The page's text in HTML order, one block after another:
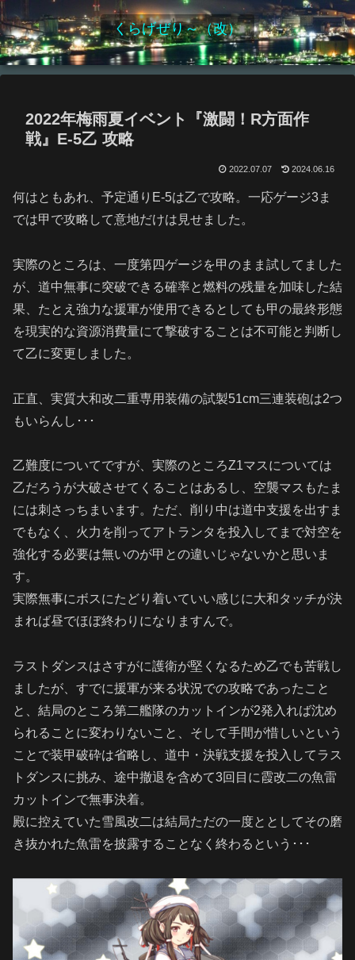
くらげぜり～（改）
2022年梅雨夏イベント『激闘！R方面作
戦』E-5乙 攻略
2022.07.07 2024.06.16
何はともあれ、予定通りE-5は乙で攻略。一応ゲージ3ま
では甲で攻略して意地だけは見せました。
実際のところは、一度第四ゲージを甲のまま試してました
が、道中無事に突破できる確率と燃料の残量を加味した結
果、たとえ強力な援軍が使用できるとしても甲の最終形態
を現実的な資源消費量にて撃破することは不可能と判断し
て乙に変更しました。
正直、実質大和改二重専用装備の試製51cm三連装砲は2つ
もいらんし･･･
乙難度についてですが、実際のところZ1マスについては
乙だろうが大破させてくることはあるし、空襲マスもたま
には刺さっちまいます。ただ、削り中は道中支援を出すま
でもなく、火力を削ってアトランタを投入してまで対空を
強化する必要は無いのが甲との違いじゃないかと思いま
す。
実際無事にボスにたどり着いていい感じに大和タッチが決
まれば昼でほぼ終わりになりますんで。
ラストダンスはさすがに護衛が堅くなるため乙でも苦戦し
ましたが、すでに援軍が来る状況での攻略であったこと
と、結局のところ第二艦隊のカットインが2発入れば沈め
られることに変わりないこと、そして手間が惜しいという
ことで装甲破砕は省略し、道中・決戦支援を投入してラス
トダンスに挑み、途中撤退を含めて3回目に霞改二の魚雷
カットインで無事決着。
殿に控えていた雪風改二は結局ただの一度ととしてその磨
き抜かれた魚雷を披露することなく終わるという･･･